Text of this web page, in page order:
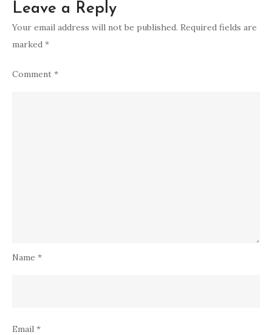
Leave a Reply
Your email address will not be published. Required fields are
marked *
Comment *
Name *
Email *